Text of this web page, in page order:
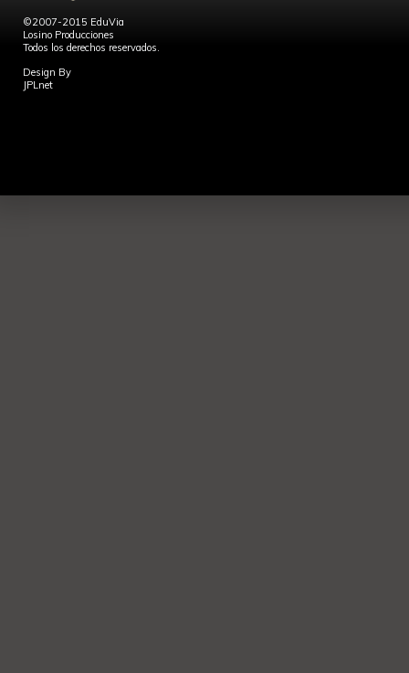
©2007-2015 EduVia
Losino Producciones
Todos los derechos reservados.
Design By
JPLnet